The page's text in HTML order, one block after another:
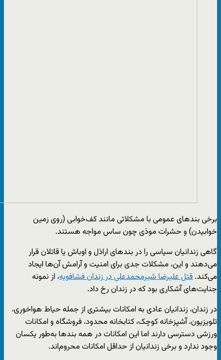
برخی بندهای عمومی با مشکلاتی مانند کف‌خوابی (روی زمین
خوابیدن) و حشرات موذی چون ساس مواجه هستند.
گاهی زندانیان سیاسی را در بندهای اراذل و اوباش یا قاتلان قرار
می‌دهند و این، مشکلات جدی برای امنیت و آرامش آن‌ها ایجاد
می‌کند. قتل علیرضا شیرمحمدعلی در زندان فشافویه، از نمونه
جنایت‌های آشکاری بود که در زندان رخ داد.
در زندان، زندانیان عادی به امکانات بیشتری از جمله حیاط هواخوری،
تلویزیون، آشپزخانه کوچک، کتابخانه محدود، فروشگاه و امکانات
ورزشی دسترسی دارند اما این امکانات در همه بندها به‌طور یکسان
وجود ندارد و برخی زندانیان از حداقل امکانات محروم‌اند.